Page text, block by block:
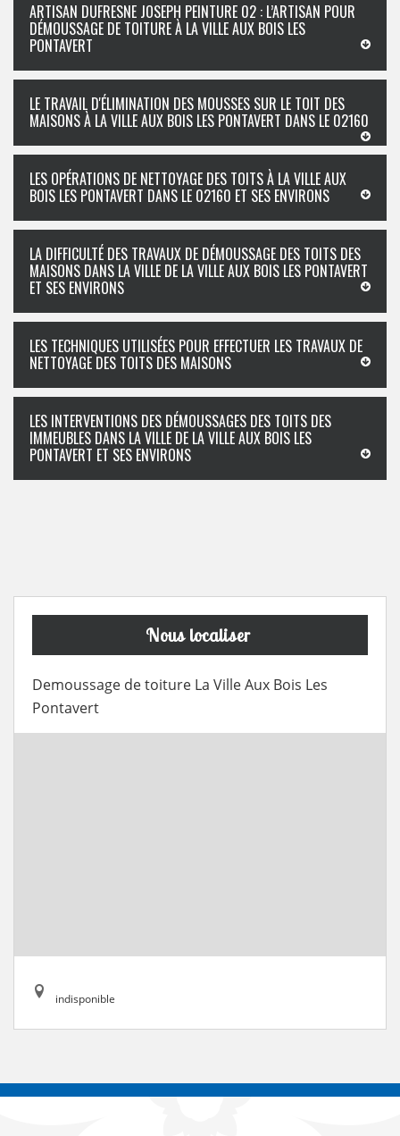
ARTISAN DUFRESNE JOSEPH PEINTURE 02 : L’ARTISAN POUR
DÉMOUSSAGE DE TOITURE À LA VILLE AUX BOIS LES
PONTAVERT
LE TRAVAIL D'ÉLIMINATION DES MOUSSES SUR LE TOIT DES
MAISONS À LA VILLE AUX BOIS LES PONTAVERT DANS LE 02160
LES OPÉRATIONS DE NETTOYAGE DES TOITS À LA VILLE AUX
BOIS LES PONTAVERT DANS LE 02160 ET SES ENVIRONS
LA DIFFICULTÉ DES TRAVAUX DE DÉMOUSSAGE DES TOITS DES
MAISONS DANS LA VILLE DE LA VILLE AUX BOIS LES PONTAVERT
ET SES ENVIRONS
LES TECHNIQUES UTILISÉES POUR EFFECTUER LES TRAVAUX DE
NETTOYAGE DES TOITS DES MAISONS
LES INTERVENTIONS DES DÉMOUSSAGES DES TOITS DES
IMMEUBLES DANS LA VILLE DE LA VILLE AUX BOIS LES
PONTAVERT ET SES ENVIRONS
Nous localiser
Demoussage de toiture La Ville Aux Bois Les
Pontavert
indisponible